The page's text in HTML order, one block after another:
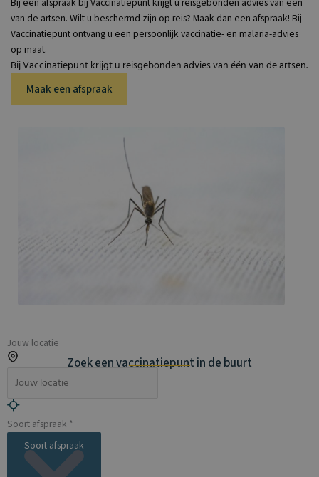
Bij een afspraak bij Vaccinatiepunt krijgt u reisgebonden advies van één
van de artsen. Wilt u beschermd zijn op reis? Maak dan een afspraak! Bij
Vaccinatiepunt ontvang u een persoonlijk vaccinatie- en malaria-advies
op maat.
Bij Vaccinatiepunt krijgt u reisgebonden advies van één van de artsen.
Maak een afspraak
Zoek een vaccinatiepunt in de buurt
Jouw locatie
Soort afspraak *
Soort afspraak